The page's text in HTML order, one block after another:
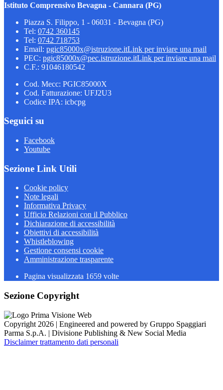
Istituto Comprensivo Bevagna - Cannara (PG)
Piazza S. Filippo, 1 - 06031 - Bevagna (PG)
Tel: 0742 360145
Tel: 0742 718753
Email: pgic85000x@istruzione.itLink per inviare una mail
PEC: pgic85000x@pec.istruzione.itLink per inviare una mail
C.F.: 91046180542
Cod. Mecc: PGIC85000X
Cod. Fatturazione: UFJ2U3
Codice IPA: icbcpg
Seguici su
Facebook
Youtube
Sezione Link Utili
Cookie policy
Note legali
Informativa Privacy
Ufficio Relazioni con il Pubblico
Dichiarazione di accessibilità
Obiettivi di accessibilità
Whistleblowing
Gestione consensi cookie
Amministrazione trasparente
Pagina visualizzata 1659 volte
Sezione Copyright
Copyright 2026 | Engineered and powered by Gruppo Spaggiari
Parma S.p.A. | Divisione Publishing & New Social Media
Disclaimer trattamento dati personali